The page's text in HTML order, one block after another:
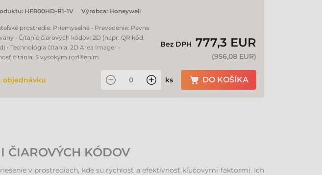
HF800HD-R1-1V Výrobca: Honeywell
prostredie: Priemyselné • Prevedenie: Pevne
• Čítanie čiarových kódov: 2D (napr. QR kód,
• Technológia čítania: 2D Area Imager •
čítania: S vysokým rozlíšením
Bez DPH 777,3 EUR
(956,08 EUR)
objednávku ks DO KOŠÍKA
ČIAROVÝCH KÓDOV
v prostrediach, kde sú rýchlosť a efektívnosť kľúčovými faktormi. Ich